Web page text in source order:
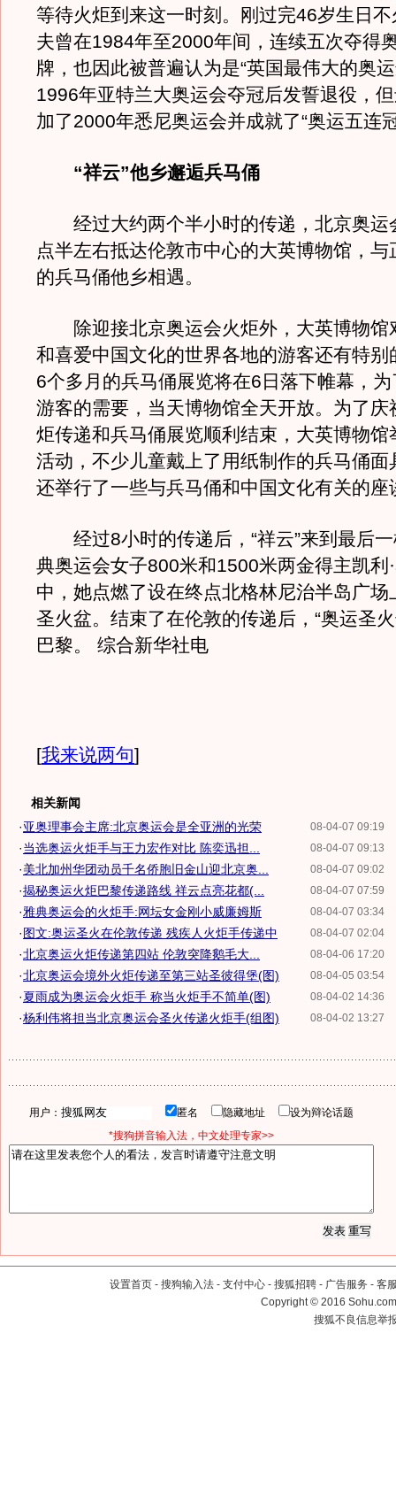
等待火炬到来这一时刻。刚过完46岁生日
夫曾在1984年至2000年间，连续五次夺得
牌，也因此被普遍认为是“英国最伟大的奥
1996年亚特兰大奥运会夺冠后发誓退役，
加了2000年悉尼奥运会并成就了“奥运五连
“祥云”他乡邂逅兵马俑
经过大约两个半小时的传递，北京奥运
点半左右抵达伦敦市中心的大英博物馆，与
的兵马俑他乡相遇。
除迎接北京奥运会火炬外，大英博物馆
和喜爱中国文化的世界各地的游客还有特别
6个多月的兵马俑展览将在6日落下帷幕，
游客的需要，当天博物馆全天开放。为了庆
炬传递和兵马俑展览顺利结束，大英博物馆
活动，不少儿童戴上了用纸制作的兵马俑面
还举行了一些与兵马俑和中国文化有关的座
经过8小时的传递后，“祥云”来到最后一
典奥运会女子800米和1500米两金得主凯利
中，她点燃了设在终点北格林尼治半岛广场
圣火盆。结束了在伦敦的传递后，“奥运圣
巴黎。 综合新华社电
[我来说两句]
相关新闻
08-04-07 09:19
·亚奥理事会主席:北京奥运会是全亚洲的光荣
08-04-07 09:13
·当选奥运火炬手与王力宏作对比 陈奕迅担...
08-04-07 09:02
·美北加州华团动员千名侨胞旧金山迎北京奥...
08-04-07 07:59
·揭秘奥运火炬巴黎传递路线 祥云点亮花都(...
08-04-07 03:34
·雅典奥运会的火炬手:网坛女金刚小威廉姆斯
08-04-07 02:04
·图文:奥运圣火在伦敦传递 残疾人火炬手传递中
08-04-06 17:20
·北京奥运火炬传递第四站 伦敦突降鹅毛大...
08-04-05 03:54
·北京奥运会境外火炬传递至第三站圣彼得堡(图)
08-04-02 14:36
·夏雨成为奥运会火炬手 称当火炬手不简单(图)
08-04-02 13:27
·杨利伟将担当北京奥运会圣火传递火炬手(组图)
用户： 匿名 隐藏地址
设为辩论话题
*搜狗拼音输入法，中文处理专家>>
设置首页 - 搜狗输入法 - 支付中心 - 搜狐招聘 - 广告服务 - 客
Copyright©2016
搜狐不良信息举